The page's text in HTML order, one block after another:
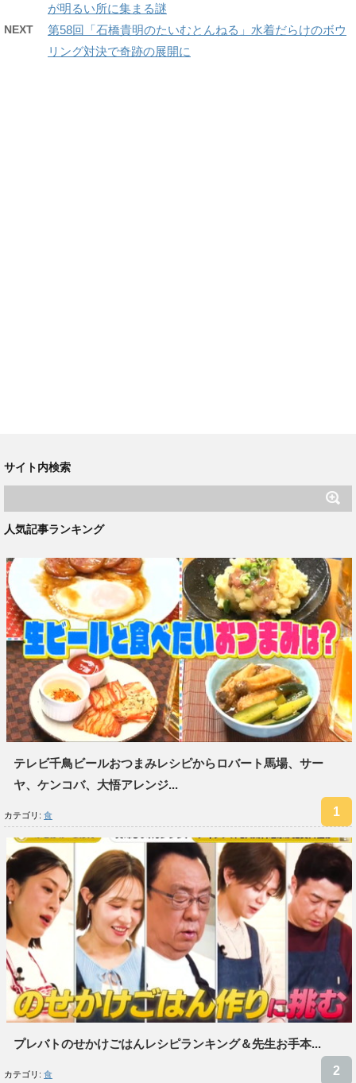
が明るい所に集まる謎
NEXT
第58回「石橋貴明のたいむとんねる」水着だらけのボウ
リング対決で奇跡の展開に
サイト内検索
人気記事ランキング
テレビ千鳥ビールおつまみレシピからロバート馬場、サー
ヤ、ケンコバ、大悟アレンジ...
カテゴリ: 食
プレバトのせかけごはんレシピランキング＆先生お手本...
カテゴリ: 食